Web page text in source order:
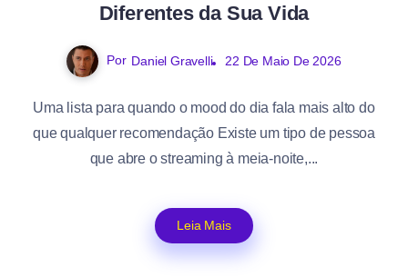
Diferentes da Sua Vida
Por Daniel Gravelli 22 De Maio De 2026
Uma lista para quando o mood do dia fala mais alto do
que qualquer recomendação Existe um tipo de pessoa
que abre o streaming à meia-noite,...
Leia Mais